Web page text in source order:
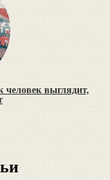
человек выглядит,